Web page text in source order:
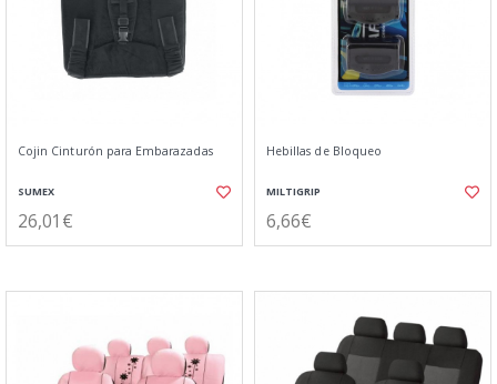
Cojin Cinturón para Embarazadas
SUMEX
26,01€
Hebillas de Bloqueo
MILTIGRIP
6,66€